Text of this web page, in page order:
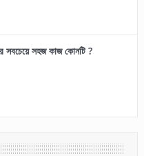
সবচেয়ে সহজ কাজ কোনটি ?